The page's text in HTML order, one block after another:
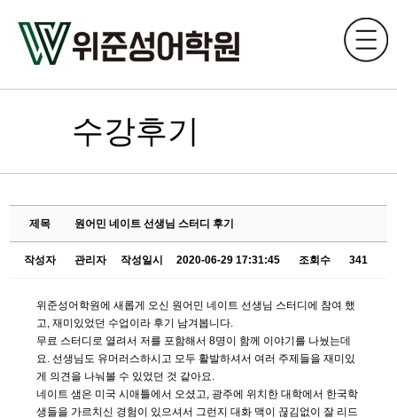
수강후기
제목 원어민 네이트 선생님 스터디 후기
작성자 관리자 작성일시 2020-06-29 17:31:45 조회수 341
위준성어학원에 새롭게 오신 원어민 네이트 선생님 스터디에 참여 했
고, 재미있었던 수업이라 후기 남겨봅니다.
무료 스터디로 열려서 저를 포함해서 8명이 함께 이야기를 나눴는데
요. 선생님도 유머러스하시고 모두 활발하셔서 여러 주제들을 재미있
게 의견을 나눠볼 수 있었던 것 같아요.
네이트 샘은 미국 시애틀에서 오셨고, 광주에 위치한 대학에서 한국학
생들을 가르치신 경험이 있으셔서 그런지 대화 맥이 끊김없이 잘 리드